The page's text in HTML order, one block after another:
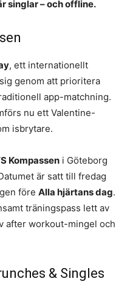
singlar – och offline.
, ett internationellt
genom att prioritera
app-matchning.
nu ett Valentine-
isbrytare.
Kompassen i Göteborg
är satt till fredag
före Alla hjärtans dag.
träningspass lett av
after workout-mingel och
& Singles